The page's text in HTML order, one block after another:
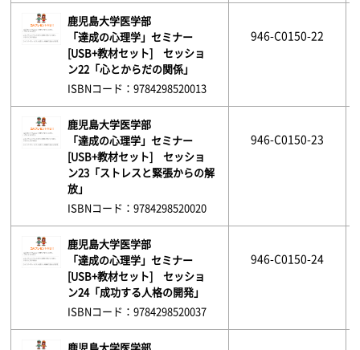
鹿児島大学医学部
「達成の心理学」セミナー
[USB+教材セット] セッショ
ン22「心とからだの関係」
ISBNコード：9784298520013
946-C0150-22
鹿児島大学医学部
「達成の心理学」セミナー
[USB+教材セット] セッショ
ン23「ストレスと緊張からの解
放」
ISBNコード：9784298520020
946-C0150-23
鹿児島大学医学部
「達成の心理学」セミナー
[USB+教材セット] セッショ
ン24「成功する人格の開発」
ISBNコード：9784298520037
946-C0150-24